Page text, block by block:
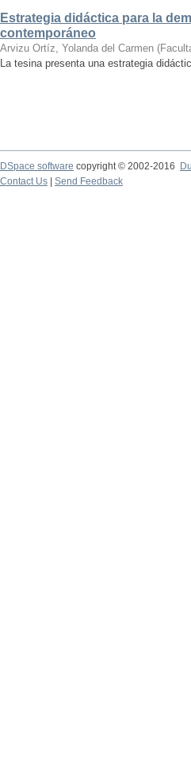
Estrategia didáctica para la
contemporáneo
Arvizu Ortíz, Yolanda del Carmen (
La tesina presenta una estrategia
DSpace software copyright © 2002-2016
Contact Us
Send Feedback